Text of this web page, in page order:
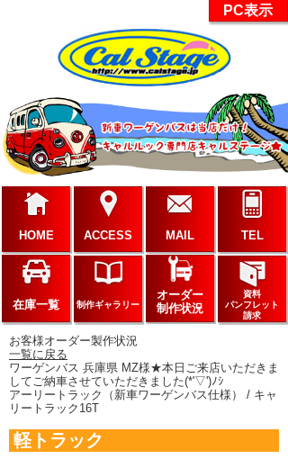
PC表示
HOME ACCESS MAIL TEL
在庫一覧 制作ギャラリー
オーダー
制作状況
資料
パンフレット
請求
お客様オーダー製作状況
一覧に戻る
ワーゲンバス 兵庫県 MZ様★本日ご来店いただきま
してご納車させていただきました(*'▽')ﾉｼ
アーリートラック（新車ワーゲンバス仕様） / キャ
リートラック16T
軽トラック